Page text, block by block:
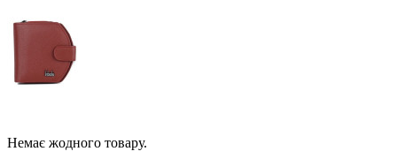
Немає жодного товару.